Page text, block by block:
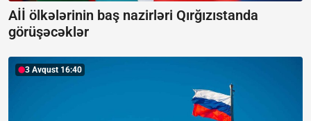
Aİİ ölkələrinin baş nazirləri Qırğızıstanda
görüşəcəklər
3 Avqust 16:40